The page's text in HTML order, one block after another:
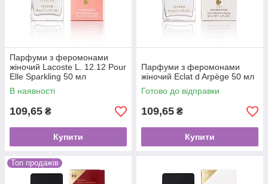
Парфуми з феромонами
жіночий Lacoste L. 12.12 Pour
Elle Sparkling 50 мл
В наявності
109,65 ₴
Купити
Парфуми з феромонами
жіночий Eclat d Arpège 50 мл
Готово до відправки
109,65 ₴
Купити
Топ продажів